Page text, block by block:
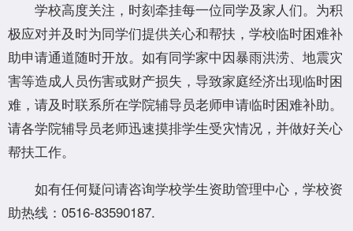
学校高度关注，时刻牵挂每一位同学及家人们。为积
极应对并及时为同学们提供关心和帮扶，学校临时困难补
助申请通道随时开放。如有同学家中因暴雨洪涝、地震灾
害等造成人员伤害或财产损失，导致家庭经济出现临时困
难，请及时联系所在学院辅导员老师申请临时困难补助。
请各学院辅导员老师迅速摸排学生受灾情况，并做好关心
帮扶工作。
如有任何疑问请咨询学校学生资助管理中心，学校资
助热线：0516-83590187.